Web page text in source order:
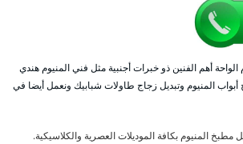
أهم الفنين ذو خبرات أجنبية مثل فني المنيوم هندي
المنيوم وتبديل زجاج طاولات شبابيك ونعمل أيضا في
مطبخ المنيوم بكافة الموديلات العصرية والكلاسيكية.